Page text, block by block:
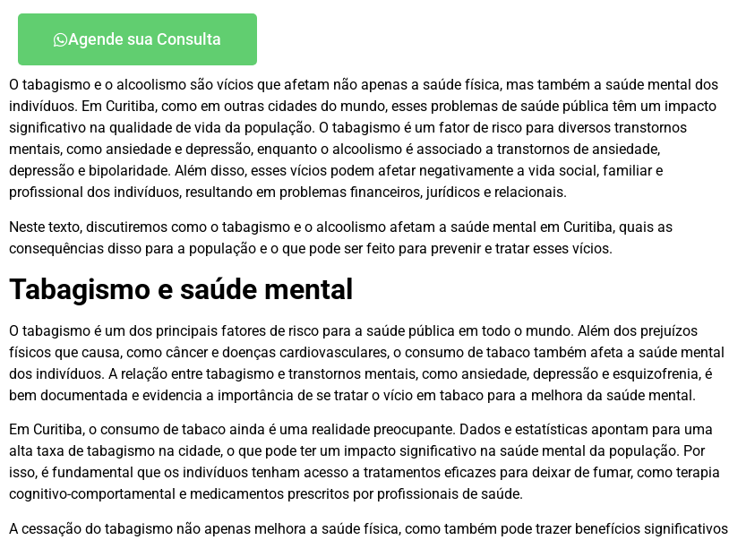
Agende sua Consulta
O tabagismo e o alcoolismo são vícios que afetam não apenas a saúde física, mas também a saúde mental dos
indivíduos. Em Curitiba, como em outras cidades do mundo, esses problemas de saúde pública têm um impacto
significativo na qualidade de vida da população. O tabagismo é um fator de risco para diversos transtornos
mentais, como ansiedade e depressão, enquanto o alcoolismo é associado a transtornos de ansiedade,
depressão e bipolaridade. Além disso, esses vícios podem afetar negativamente a vida social, familiar e
profissional dos indivíduos, resultando em problemas financeiros, jurídicos e relacionais.
Neste texto, discutiremos como o tabagismo e o alcoolismo afetam a saúde mental em Curitiba, quais as
consequências disso para a população e o que pode ser feito para prevenir e tratar esses vícios.
Tabagismo e saúde mental
O tabagismo é um dos principais fatores de risco para a saúde pública em todo o mundo. Além dos prejuízos
físicos que causa, como câncer e doenças cardiovasculares, o consumo de tabaco também afeta a saúde mental
dos indivíduos. A relação entre tabagismo e transtornos mentais, como ansiedade, depressão e esquizofrenia, é
bem documentada e evidencia a importância de se tratar o vício em tabaco para a melhora da saúde mental.
Em Curitiba, o consumo de tabaco ainda é uma realidade preocupante. Dados e estatísticas apontam para uma
alta taxa de tabagismo na cidade, o que pode ter um impacto significativo na saúde mental da população. Por
isso, é fundamental que os indivíduos tenham acesso a tratamentos eficazes para deixar de fumar, como terapia
cognitivo-comportamental e medicamentos prescritos por profissionais de saúde.
A cessação do tabagismo não apenas melhora a saúde física, como também pode trazer benefícios significativos